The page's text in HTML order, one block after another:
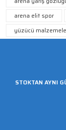
arena elit spor
yüzücü
STOKTAN AYNI